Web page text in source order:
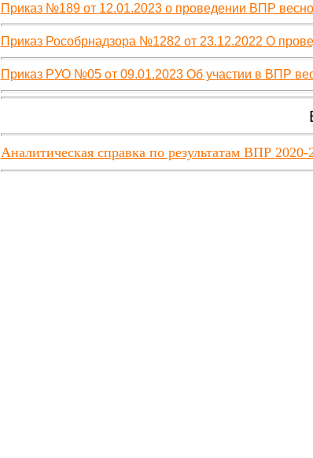
Приказ №189 от 12.01.2023 о проведении ВПР
Приказ Рособрнадзора №1282 от 23.12.2022 О
Приказ РУО №05 от 09.01.2023 Об участии в ВПР
Аналитическая справка по результатам ВПР 2020-